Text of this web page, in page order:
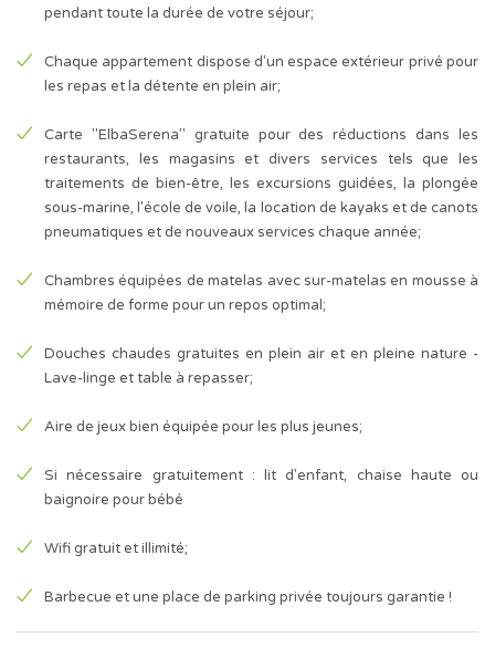
pendant toute la durée de votre séjour;
Chaque appartement dispose d'un espace extérieur privé pour
les repas et la détente en plein air;
Carte "ElbaSerena" gratuite pour des réductions dans les
restaurants, les magasins et divers services tels que les
traitements de bien-être, les excursions guidées, la plongée
sous-marine, l'école de voile, la location de kayaks et de canots
pneumatiques et de nouveaux services chaque année;
Chambres équipées de matelas avec sur-matelas en mousse à
mémoire de forme pour un repos optimal;
Douches chaudes gratuites en plein air et en pleine nature -
Lave-linge et table à repasser;
Aire de jeux bien équipée pour les plus jeunes;
Si nécessaire gratuitement : lit d'enfant, chaise haute ou
baignoire pour bébé
Wifi gratuit et illimité;
Barbecue et une place de parking privée toujours garantie !